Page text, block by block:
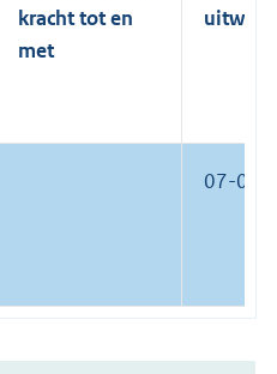
kracht tot en
met
07-02-